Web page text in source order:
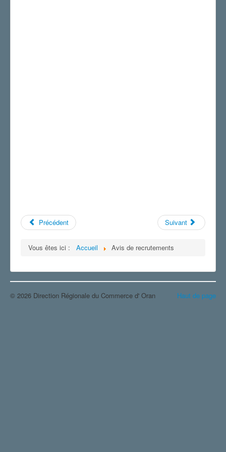
Précédent Suivant
Vous êtes ici : Accueil Avis de recrutements
Haut de page
© 2026 Direction Régionale du Commerce d' Oran